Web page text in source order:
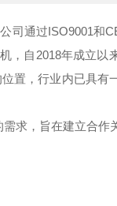
司通过ISO9001和
，自2018年成立以
置，行业内已具有
求，旨在建立合作